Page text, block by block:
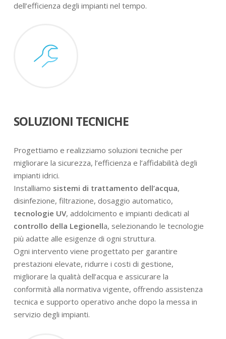
dell’efficienza degli impianti nel tempo.
SOLUZIONI TECNICHE
Progettiamo e realizziamo soluzioni tecniche per
migliorare la sicurezza, l’efficienza e l’affidabilità degli
impianti idrici.
Installiamo sistemi di trattamento dell’acqua,
disinfezione, filtrazione, dosaggio automatico,
tecnologie UV, addolcimento e impianti dedicati al
controllo della Legionella, selezionando le tecnologie
più adatte alle esigenze di ogni struttura.
Ogni intervento viene progettato per garantire
prestazioni elevate, ridurre i costi di gestione,
migliorare la qualità dell’acqua e assicurare la
conformità alla normativa vigente, offrendo assistenza
tecnica e supporto operativo anche dopo la messa in
servizio degli impianti.